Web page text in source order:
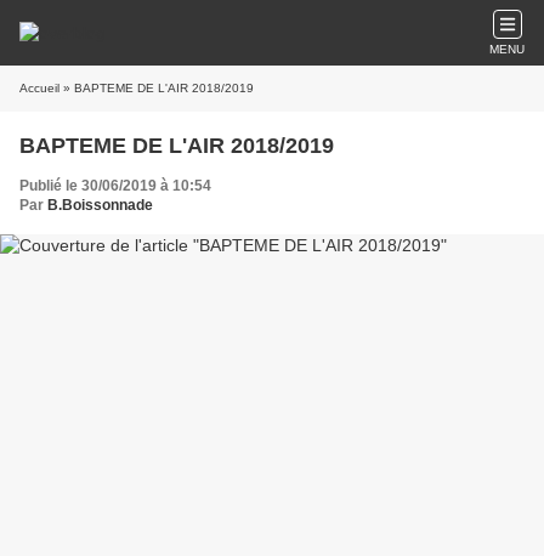
MENU
Accueil » BAPTEME DE L'AIR 2018/2019
BAPTEME DE L'AIR 2018/2019
Publié le 30/06/2019 à 10:54
Par B.Boissonnade